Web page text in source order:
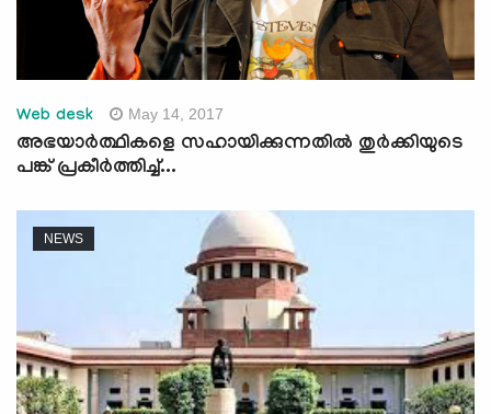
Web desk May 14, 2017
അഭയാര്‍ത്ഥികളെ സഹായിക്കുന്നതില്‍ തുര്‍ക്കിയുടെ
പങ്ക് പ്രകീര്‍ത്തിച്ച്...
NEWS